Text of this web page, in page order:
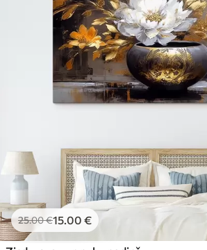
25.00€15.00 €